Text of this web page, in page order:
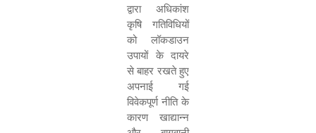
द्वारा अधिकांश
कृषि गतिविधियों
को लॉकडाउन
उपायों के दायरे
से बाहर रखते हुए
अपनाई गई
विवेकपूर्ण नीति के
कारण खाद्यान्न